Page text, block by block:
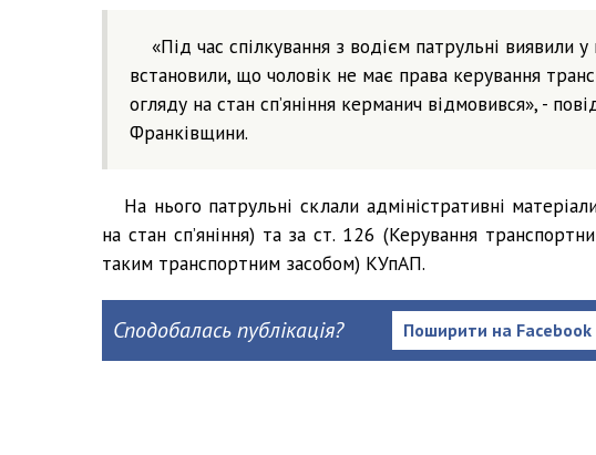
«Під час спілкування з водієм патрульні виявили у
встановили, що чоловік не має права керування
огляду на стан сп’яніння керманич відмовився», -
Франківщини.
На нього патрульні склали адміністративні
на стан спʼяніння) та за ст. 126 (Керування
таким транспортним засобом) КУпАП.
Сподобалась публікація? Поширити на Facebook